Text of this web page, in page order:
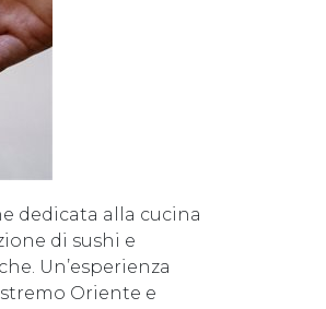
dedicata alla cucina
di sushi e
Un’esperienza
Oriente e